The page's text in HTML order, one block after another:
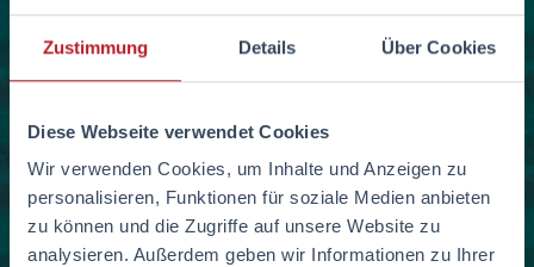
Zustimmung Details Über Cookies
Diese Webseite verwendet Cookies
Wir verwenden Cookies, um Inhalte und Anzeigen zu
personalisieren, Funktionen für soziale Medien anbieten
zu können und die Zugriffe auf unsere Website zu
analysieren. Außerdem geben wir Informationen zu Ihrer